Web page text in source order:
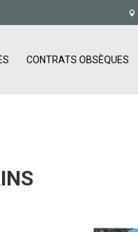
CONTRATS OBSÈQUES